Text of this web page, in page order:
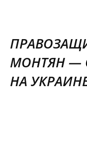
МОНТЯН —
НА